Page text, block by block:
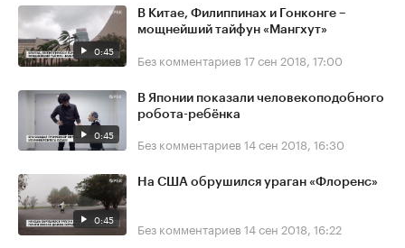
0:45
В Китае, Филиппинах и Гонконге –
мощнейший тайфун «Мангхут»
Без комментариев 17 сен 2018, 17:00
0:45
В Японии показали человекоподобного
робота-ребёнка
Без комментариев 14 сен 2018, 16:30
0:45
На США обрушился ураган «Флоренс»
Без комментариев 14 сен 2018, 16:22